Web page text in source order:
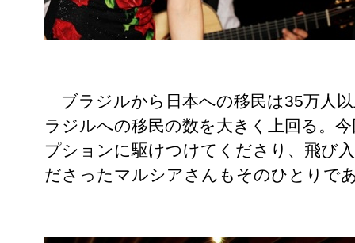
ブラジルから日本への移民は35万人
ラジルへの移民の数を大きく上回る。
プションに駆けつけてくださり、飛び
ださったマルシアさんもそのひとりで